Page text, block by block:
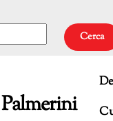
Cerca